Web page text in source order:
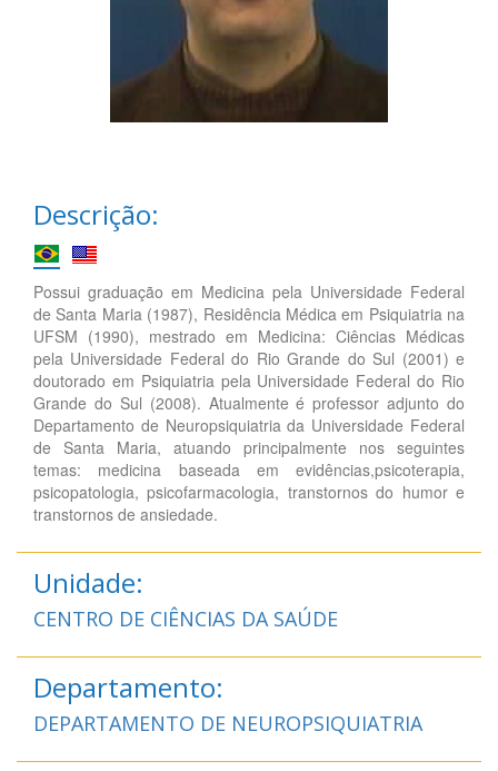
Descrição:
Possui graduação em Medicina pela Universidade Federal
de Santa Maria (1987), Residência Médica em Psiquiatria na
UFSM (1990), mestrado em Medicina: Ciências Médicas
pela Universidade Federal do Rio Grande do Sul (2001) e
doutorado em Psiquiatria pela Universidade Federal do Rio
Grande do Sul (2008). Atualmente é professor adjunto do
Departamento de Neuropsiquiatria da Universidade Federal
de Santa Maria, atuando principalmente nos seguintes
temas: medicina baseada em evidências,psicoterapia,
psicopatologia, psicofarmacologia, transtornos do humor e
transtornos de ansiedade.
Unidade:
CENTRO DE CIÊNCIAS DA SAÚDE
Departamento:
DEPARTAMENTO DE NEUROPSIQUIATRIA